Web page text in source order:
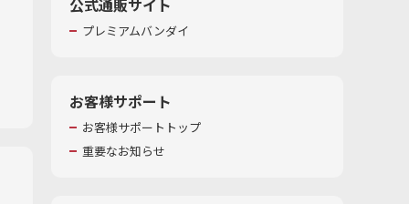
公式通販サイト
プレミアムバンダイ
お客様サポート
お客様サポートトップ
重要なお知らせ